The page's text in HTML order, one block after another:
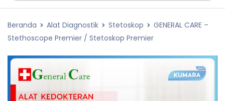
Beranda Alat Diagnostik Stetoskop
GENERAL CARE –
Stethoscope Premier / Stetoskop Premier